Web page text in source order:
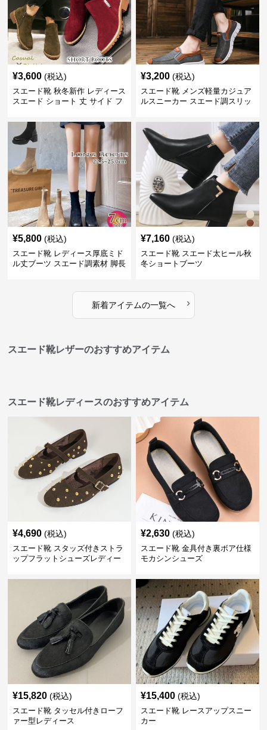
¥3,600 (税込)
スエード靴 秋冬新作 レディース
スエード ショート 丈 サイド フ
¥3,200 (税込)
スエード靴 メンズ軽量カジュア
ルスニーカー スエード調スリッ
¥5,800 (税込)
スエード靴 レディース厚底ミド
ル丈ブーツ スエード調素材 脚長
¥7,160 (税込)
スエード靴 スエード太ヒール秋
冬ショートブーツ
新着アイテムの一覧へ ›
スエード靴レザーのおすすめアイテム
スエード靴レディースのおすすめアイテム
¥4,690 (税込)
スエード靴 スタッズ付きストラ
ップフラットシューズレディー
¥2,630 (税込)
スエード靴 金具付き裏ボア仕様
モカシンシューズ
¥15,820 (税込)
スエード靴 タッセル付きローフ
ァー型レディース
¥15,400 (税込)
スエード靴 レースアップスニー
カー